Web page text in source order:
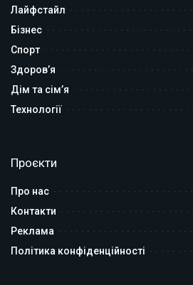
Лайфстайл
Бізнес
Спорт
Здоров’я
Дім та сім’я
Технології
Проєкти
Про нас
Контакти
Реклама
Політика конфіденційності